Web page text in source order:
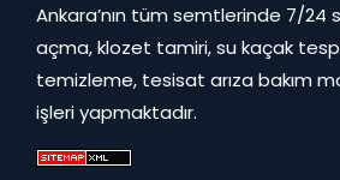
Ankara’nın tüm semtlerinde 7/24
açma, klozet tamiri, su kaçak
temizleme, tesisat arıza bakım
işleri yapmaktadır.